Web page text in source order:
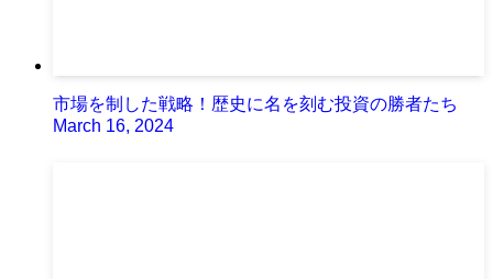
市場を制した戦略！歴史に名を刻む投資の勝者たち
March 16, 2024